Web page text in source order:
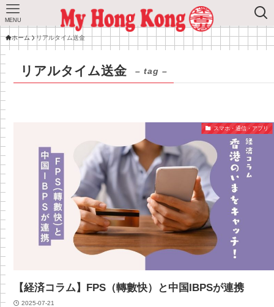
MENU
ホーム リアルタイム送金
リアルタイム送金 – tag –
スマホ・通信・アプリ
【経済コラム】FPS（轉數快）と中国IBPSが連携
2025-07-21